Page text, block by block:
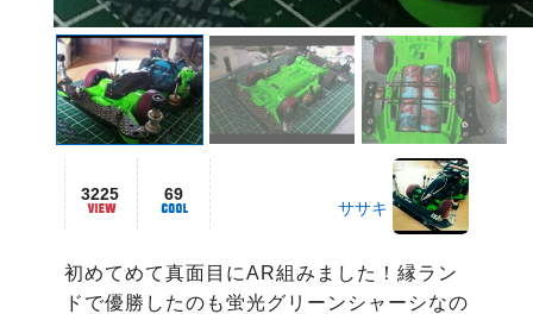
3225 69
ササキ
初めてめて真面目にAR組みました！縁ラン
ドで優勝したのも蛍光グリーンシャーシなの